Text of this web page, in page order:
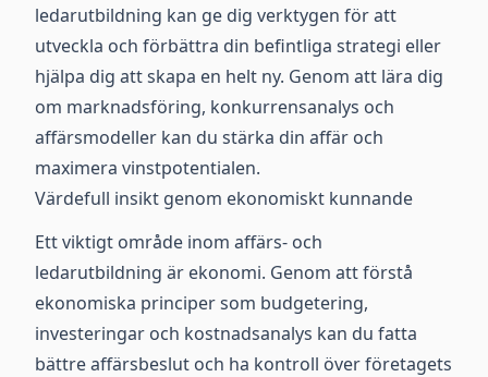
ledarutbildning kan ge dig verktygen för att
utveckla och förbättra din befintliga strategi eller
hjälpa dig att skapa en helt ny. Genom att lära dig
om marknadsföring, konkurrensanalys och
affärsmodeller kan du stärka din affär och
maximera vinstpotentialen.
Värdefull insikt genom ekonomiskt kunnande
Ett viktigt område inom affärs- och
ledarutbildning är ekonomi. Genom att förstå
ekonomiska principer som budgetering,
investeringar och kostnadsanalys kan du fatta
bättre affärsbeslut och ha kontroll över företagets